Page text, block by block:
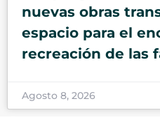
nuevas obras
espacio para el
recreación de las
Agosto 8, 2026